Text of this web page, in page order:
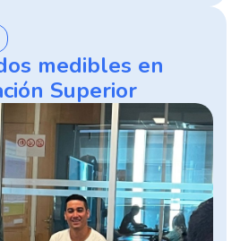
medibles en
Superior